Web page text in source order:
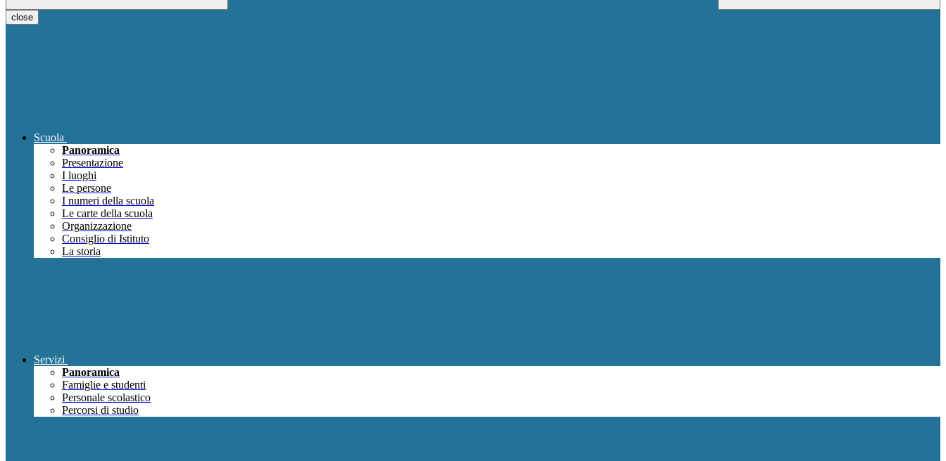
close
Scuola
Panoramica
Presentazione
I luoghi
Le persone
I numeri della scuola
Le carte della scuola
Organizzazione
Consiglio di Istituto
La storia
Servizi
Panoramica
Famiglie e studenti
Personale scolastico
Percorsi di studio